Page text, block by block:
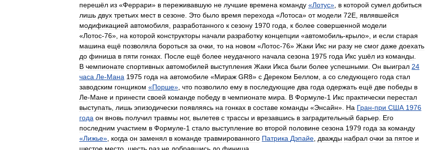
перешёл из «Феррари» в переживавшую не лучшие времена команду «Лотус» в которой сумел добиться
лишь двух третьих мест в сезоне Это было время перехода «Лотоса» от модели 72Е являвшейся
модификацией автомобиля разработанного к сезону 1970 года к более совершенной модели
«Лотос-76», на которой конструкторы начали разработку концепции «автомобиль-крыло», и если старая
машина ещё позволяла бороться за очки то на новом «Лотос-76» Жаки Икс ни разу не смог даже доехать
до финиша в пяти гонках После ещё более неудачного начала сезона 1975 года Икс ушёл из команды
В чемпионате спортивных автомобилей выступления Жаки Икса были более успешными Он выиграл 24
часа Ле-Мана 1975 года на автомобиле «Мираж GR8» c Дереком Беллом а со следующего года стал
заводским гонщиком «Порше» что позволило ему в последующие два года одержать ещё две победы в
Ле-Мане и принести своей команде победу в чемпионате мира В Формуле-1 Икс практически перестал
выступать лишь эпизодически появляясь на гонках в составе команды «Энсайн». На Гран-при США 1976
года он вновь получил травмы ног, вылетев с трассы и врезавшись в заградительный барьер Его
последним участием в Формуле-1 стало выступление во второй половине сезона 1979 года за команду
«Лижье» когда он заменял в команде травмированного Патрика Дэпайе дважды набрал очки за пятое и
шестое место шесть раз не добравшись до финиша